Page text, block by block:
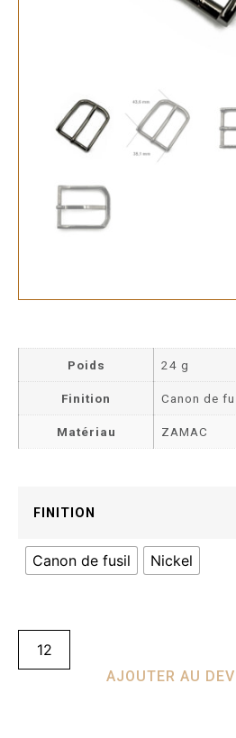
Poids 24 g
Finition Canon de
Matériau ZAMAC
FINITION
Canon de fusil Nickel
AJOUTER AU